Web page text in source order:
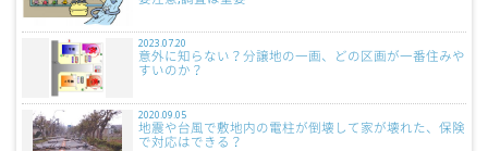
2023.07.20
意外に知らない？分譲地の一画、どの区画が一番住みや
すいのか？
2020.09.05
地震や台風で敷地内の電柱が倒壊して家が壊れた、保険
で対応はできる？